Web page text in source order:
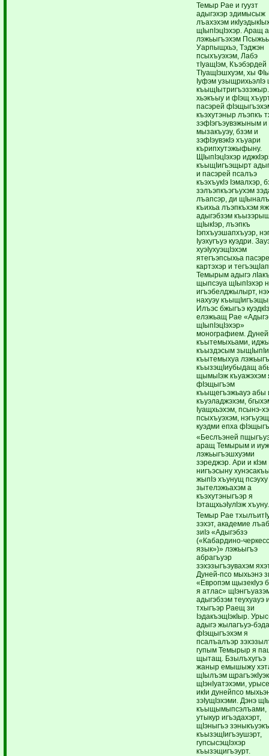
Темыр Рае и гуузт
адыгэхэр здимысыж
лъахэхэм
щIыпIэцIэхэр. Аращ
лэжьыгъэхэм
Уарпыщхьэ, Тэджэн
псыхъуэхэм, Лабэ
тIуащIэм, Къэбэрдей
ТIуащIэшхуэм, хы
Iуфэм узыщрихьэлIэ
хьэкъыу и фIэщ
пасэрей
къэхутэныр лъэпкъ
зэфIэгъэувэжыным и
мызакъуэу, бзэм и
зэфIэувэкIэ хъуари
кърипхутэжыфыну.
ЩIыпIэцIэхэр
къыщIигъэщырт
и пасэрей псалъэ
къэхъукIэ Iэмалхэр,
зэлъэпкъэгъухэм
лъапсэр, ди
къихьа лъэпкъхэм
адыгэбзэм
щIыкIэр, лъэпкъ
Iэпхъуэшапхъуэр,
Iуэхугъуэ куэдри.
хуэIухуэщIэхэм
ятегъэпсыхьа
картэхэр и
Темырым адыгэ
щыпсэуа щIыпIэхэр
игъэбелджылырт,
нахуэу
Илъэс бжыгъэ
елэжьащ Рае «Адыгэ
щIыпIэцIэхэр»
монографием.
къытемыхьами,
къыздэсым зыщIыпIи
къытемыхуа
къызэщIиубыдащ
щымыIэж къуажэхэм
фIэщыгъэм
къыщегъэжьауэ абы
къуэладжэхэм,
Iуащхьэхэм, псынэ-
псыхъуэхэм,
куэдми епха
«Беслъэней
аращ Темырым и
лэжьыгъэшхуэми
зэреджэр. Ари и кIэм
нигъэсыну
жыпIэ хъунущ
зытелэжьахэм а
къэхутэныгъэр я
IэтащхьэIулIэж хъуну.
Темыр Рае
зэхэт, академие
зиIэ «Адыгэбзэ
(«Кабардино-
язык»)» лэжьыгъэ
абрагъуэр
зэхэзыгъэувахэм
Дуней-псо мыхьэнэ
«Европэм щызекIуэ
я атлас»
адыгэбзэм теухуауэ
тхыгъэр Раещ зи
IэдакъэщIэкIыр.
адыгэ жылагъуэ-
фIэщыгъэхэм я
псалъалъэр
гупым Темырыр я
щытащ. Бзылъхугъэ
жаныр емышыжу
щIылъэм
щIэнIуатэхэми,
икIи дунейпсо
зэIущIэхэми. Дэнэ
къыщымыпсэлъами,
утыкур игъэдахэрт,
щIэныгъэ
къызэщIигъэушэрт,
гупсысэщIэхэр
къызэщигъэурт.